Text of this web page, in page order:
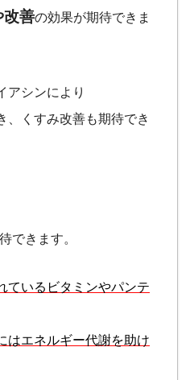
改善の効果が期待できま
アシンにより
、くすみ改善も期待でき
できます。
ているビタミンやパンテ
はエネルギー代謝を助け